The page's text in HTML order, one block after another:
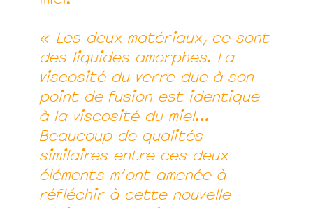
« Les deux matériaux, ce sont
des liquides amorphes. La
viscosité du verre due à son
point de fusion est identique
à la viscosité du miel...
Beaucoup de qualités
similaires entre ces deux
éléments m’ont amenée à
réfléchir à cette nouvelle